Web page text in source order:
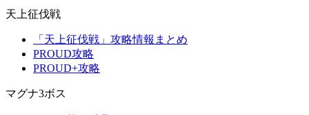
天上征伐戦
「天上征伐戦」攻略情報まとめ
PROUD攻略
PROUD+攻略
マグナ3ボス